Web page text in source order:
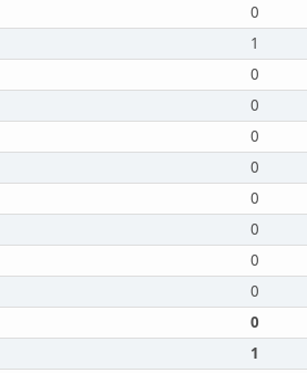
0
1
0
0
0
0
0
0
0
0
0
1